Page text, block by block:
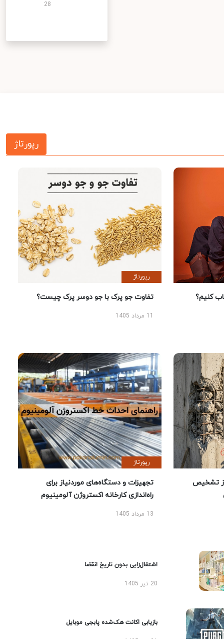
28
رپورتاژ
کنیم؟
رپورتاژ
تفاوت جو پرک با جو دوسر پرک چیست؟
تشخیص
رپورتاژ
تجهیزات و دستگاه‌های موردنیاز برای
راه‌اندازی کارخانه اکستروژن آلومینیوم
13 مرداد 1405
اشتغال‌زایی بدون تاریخ انقضا
20 تیر 1405
بازیابی اکانت هک‌شده پابجی موبایل